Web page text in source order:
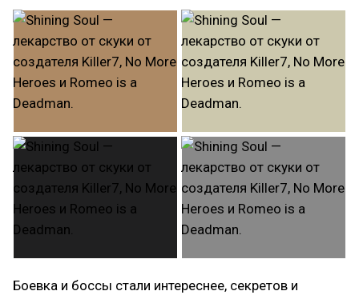
Боевка и боссы стали интереснее, секретов и